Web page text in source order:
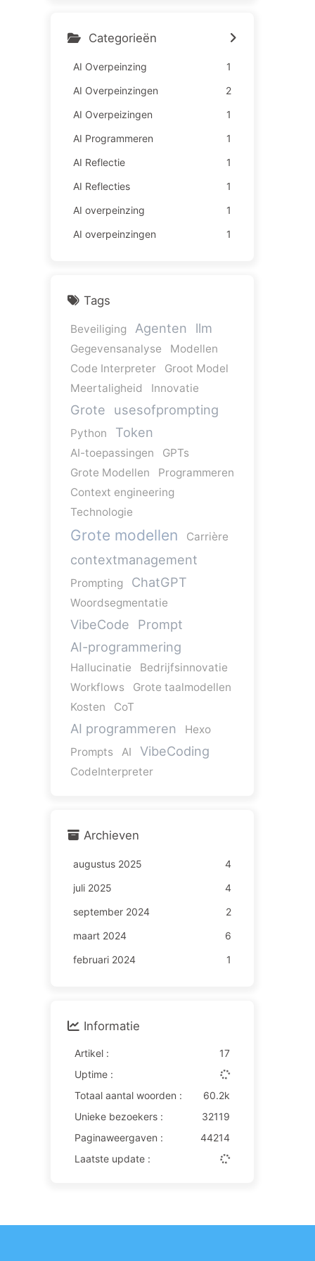
Categorieën
AI Overpeinzing
1
AI Overpeinzingen
2
AI Overpeizingen
1
AI Programmeren
1
AI Reflectie
1
AI Reflecties
1
AI overpeinzing
1
AI overpeinzingen
1
Tags
Beveiliging Agenten llm
Gegevensanalyse
Modellen
Code Interpreter
Groot Model
Meertaligheid
Innovatie
Grote usesofprompting
Python Token
AI-toepassingen
GPTs
Grote Modellen
Programmeren
Context engineering
Technologie
Grote modellen Carrière
contextmanagement
Prompting ChatGPT
Woordsegmentatie
VibeCode
Prompt
AI-programmering
Hallucinatie
Bedrijfsinnovatie
Workflows
Grote taalmodellen
Kosten
CoT
AI programmeren
Hexo
Prompts
AI VibeCoding
CodeInterpreter
Archieven
augustus 2025
4
juli 2025
4
september 2024
2
maart 2024
6
februari 2024
1
Informatie
Artikel :
17
Uptime :
Totaal aantal woorden :
60.2k
Unieke bezoekers :
32119
Paginaweergaven :
44214
Laatste update :